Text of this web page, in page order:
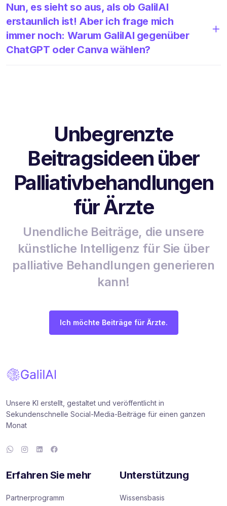
Nun, es sieht so aus, als ob GalilAI
erstaunlich ist! Aber ich frage mich
immer noch: Warum GalilAI gegenüber
ChatGPT oder Canva wählen?
Unbegrenzte
Beitragsideen über
Palliativbehandlungen
für Ärzte
Unendliche Beiträge, die unsere
künstliche Intelligenz für Sie über
palliative Behandlungen generieren
kann!
Ich möchte Beiträge für Ärzte.
Unsere KI erstellt, gestaltet und veröffentlicht in
Sekundenschnelle Social-Media-Beiträge für einen ganzen
Monat
Erfahren Sie mehr
Partnerprogramm
Unterstützung
Wissensbasis